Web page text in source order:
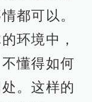
都可以。
环境中，
懂得如何
。这样的